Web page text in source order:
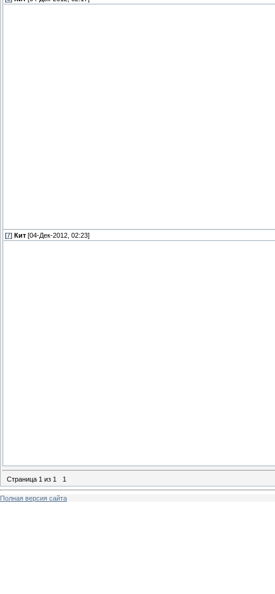
[7] Кит [04-Дек-2012, 02:23]
Страница 1 из 1 1
Полная версия сайта